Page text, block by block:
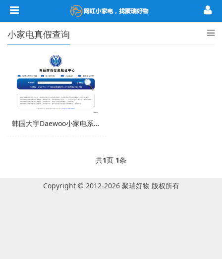
小家电真假查询
韩国大宇Daewoo小家电系列真假查询
共1页 1条
Copyright © 2012-2026 聚瑞好物 版权所有